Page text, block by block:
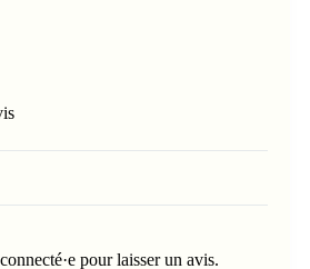
pour laisser un avis.